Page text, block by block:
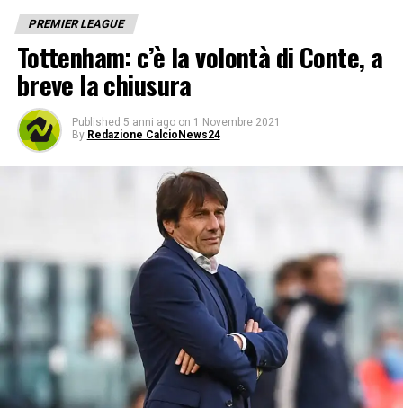
PREMIER LEAGUE
Tottenham: c’è la volontà di Conte, a
breve la chiusura
Published 5 anni ago on 1 Novembre 2021
By Redazione CalcioNews24